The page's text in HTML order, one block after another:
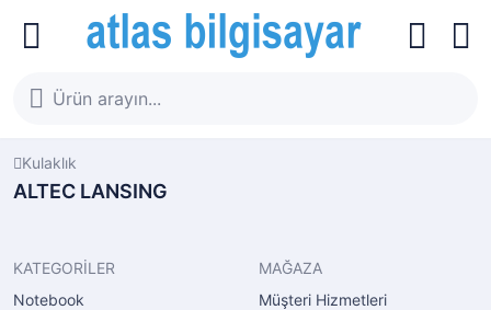
Kulaklık
ALTEC LANSING
KATEGORİLER
Notebook
MAĞAZA
Müşteri Hizmetleri